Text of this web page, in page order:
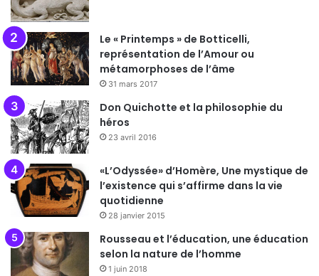
Le « Printemps » de Botticelli,
représentation de l’Amour ou
métamorphoses de l’âme
31 mars 2017
Don Quichotte et la philosophie du
héros
23 avril 2016
«L’Odyssée» d’Homère, Une mystique de
l’existence qui s’affirme dans la vie
quotidienne
28 janvier 2015
Rousseau et l’éducation, une éducation
selon la nature de l’homme
1 juin 2018